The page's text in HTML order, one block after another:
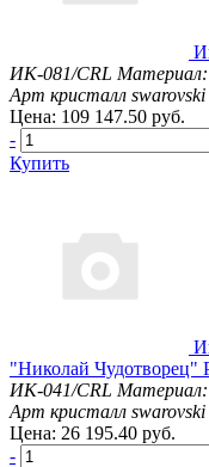
ИК-081/CRL
Арт кристалл swarovski
Цена: 109 147.50 руб.
-
Купить
"Николай Чудотворец"
ИК-041/CRL
Арт кристалл swarovski
Цена: 26 195.40 руб.
-